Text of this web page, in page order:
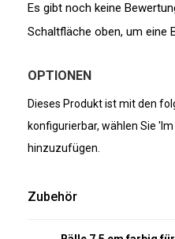
Es gibt noch keine
Schaltfläche oben, um eine
OPTIONEN
Dieses Produkt ist mit den
konfigurierbar, wählen Sie
hinzuzufügen.
Zubehör